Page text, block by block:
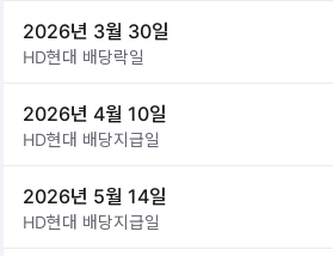
2026년 3월 30일
HD현대 배당락일
2026년 4월 10일
HD현대 배당지급일
2026년 5월 14일
HD현대 배당지급일